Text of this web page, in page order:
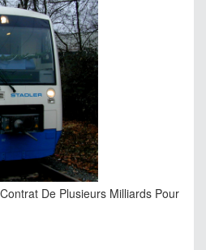
De Plusieurs Milliards Pour